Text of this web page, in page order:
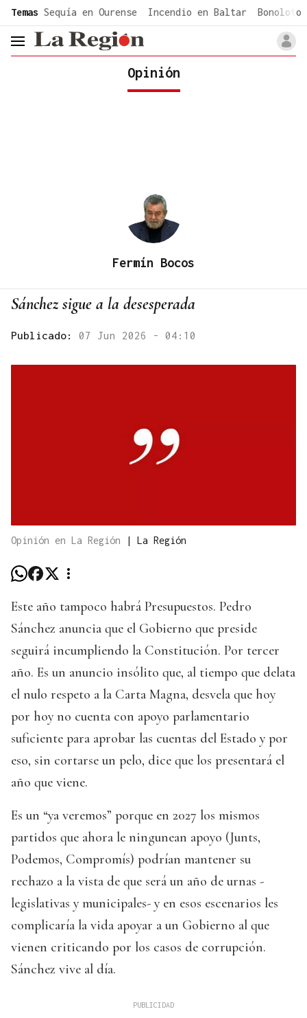
common.go-to-content
Temas Sequía en Ourense Incendio en Baltar Bonoloto
header.menu.open
Opinión
Fermín Bocos
Sánchez sigue a la desesperada
Publicado: 07 Jun 2026 - 04:10
Opinión en La Región | La Región
Este año tampoco habrá Presupuestos. Pedro
Sánchez anuncia que el Gobierno que preside
seguirá incumpliendo la Constitución. Por tercer
año. Es un anuncio insólito que, al tiempo que delata
el nulo respeto a la Carta Magna, desvela que hoy
por hoy no cuenta con apoyo parlamentario
suficiente para aprobar las cuentas del Estado y por
eso, sin cortarse un pelo, dice que los presentará el
año que viene.
Es un “ya veremos” porque en 2027 los mismos
partidos que ahora le ningunean apoyo (Junts,
Podemos, Compromís) podrían mantener su
rechazo a la vista de que será un año de urnas -
legislativas y municipales- y en esos escenarios les
complicaría la vida apoyar a un Gobierno al que
vienen criticando por los casos de corrupción.
Sánchez vive al día.